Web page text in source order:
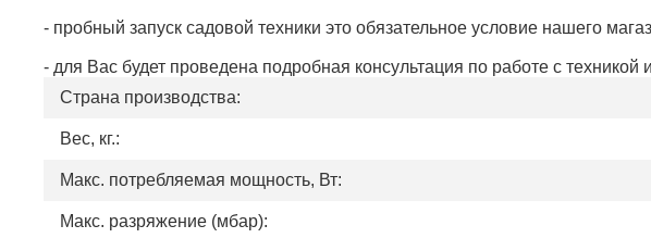
- пробный запуск садовой техники это обязательное условие нашего
- для Вас будет проведена подробная консультация по работе с
Страна производства:
Вес, кг.:
Макс. потребляемая мощность, Вт:
Макс. разряжение (мбар):